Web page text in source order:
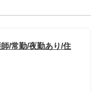
/常勤/夜勤あり/住